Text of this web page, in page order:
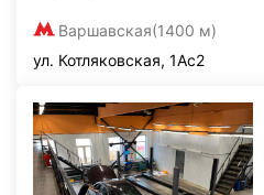
Варшавская(1400 м)
ул. Котляковская, 1Ас2